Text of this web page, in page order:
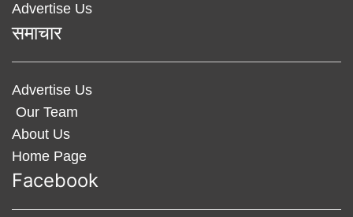
Advertise Us
समाचार
Advertise Us
Our Team
About Us
Home Page
Facebook